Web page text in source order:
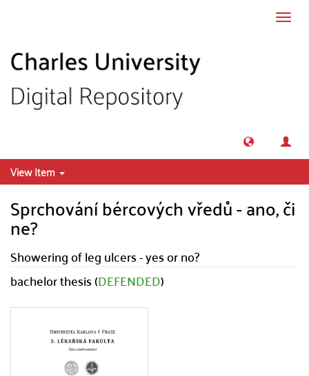
View Item
Sprchování bércových vředů - ano, či
ne?
Showering of leg ulcers - yes or no?
bachelor thesis (DEFENDED)